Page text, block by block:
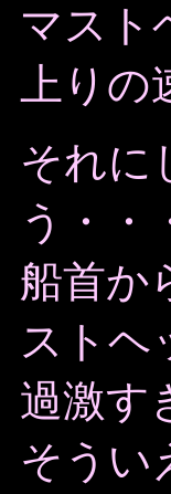
マスト
上り
それに
う・・
船首か
ストヘ
過激す
そうい